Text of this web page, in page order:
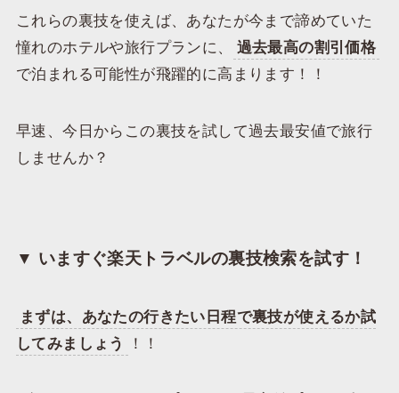
これらの裏技を使えば、あなたが今まで諦めていた
憧れのホテルや旅行プランに、
過去最高の割引価格
で泊まれる可能性が飛躍的に高まります！！
​早速、今日からこの裏技を試して過去最安値で旅行
しませんか？
​▼ いますぐ楽天トラベルの裏技検索を試す！
まずは、あなたの行きたい日程で裏技が使えるか試
してみましょう
！！